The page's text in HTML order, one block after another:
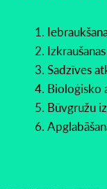
Sadzīves
Bioloģisko
Būvgružu